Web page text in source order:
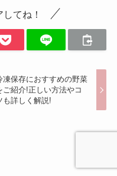
てね！
凍保存におすすめの野菜
ご紹介!正しい方法やコ
も詳しく解説!